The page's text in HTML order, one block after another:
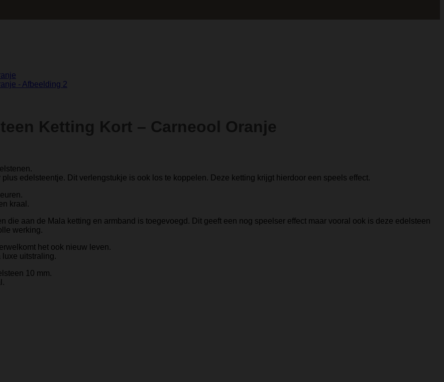
Ketting Kort – Carneool Oranje
edelsteentje. Dit verlengstukje is ook los te koppelen. Deze ketting krijgt hierdoor een speels effect.
kraal.
die aan de Mala ketting en armband is toegevoegd. Dit geeft een nog speelser effect maar vooral ook is deze edelsteen
werking.
het ook nieuw leven.
luxe uitstraling.
10 mm.